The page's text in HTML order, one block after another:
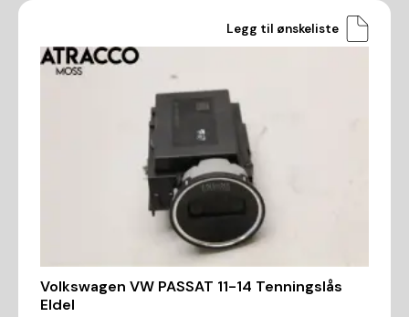
Legg til ønskeliste
Volkswagen VW PASSAT 11-14 Tenningslås
Eldel